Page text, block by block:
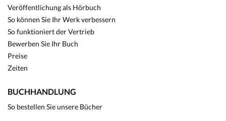
Veröffentlichung als Hörbuch
So können Sie Ihr Werk verbessern
So funktioniert der Vertrieb
Bewerben Sie Ihr Buch
Preise
Zeiten
BUCHHANDLUNG
So bestellen Sie unsere Bücher